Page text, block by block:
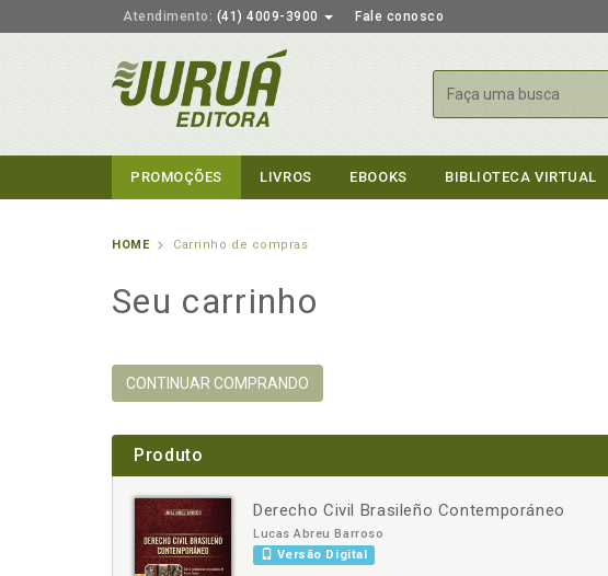
Atendimento: (41) 4009-3900 Fale conosco
Buscar
PROMOÇÕES LIVROS EBOOKS BIBLIOTECA VIRTUAL
HOME Carrinho de compras
Seu carrinho
CONTINUAR COMPRANDO
Produto
Derecho Civil Brasileño Contemporáneo
Lucas Abreu Barroso
Versão Digital
- +